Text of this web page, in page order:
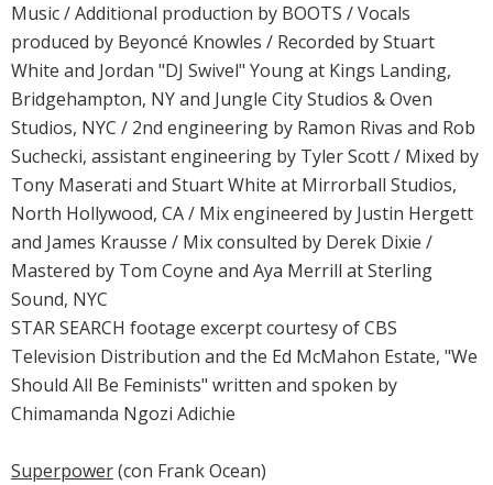
Music / Additional production by BOOTS / Vocals
produced by Beyoncé Knowles / Recorded by Stuart
White and Jordan "DJ Swivel" Young at Kings Landing,
Bridgehampton, NY and Jungle City Studios & Oven
Studios, NYC / 2nd engineering by Ramon Rivas and Rob
Suchecki, assistant engineering by Tyler Scott / Mixed by
Tony Maserati and Stuart White at Mirrorball Studios,
North Hollywood, CA / Mix engineered by Justin Hergett
and James Krausse / Mix consulted by Derek Dixie /
Mastered by Tom Coyne and Aya Merrill at Sterling
Sound, NYC
STAR SEARCH footage excerpt courtesy of CBS
Television Distribution and the Ed McMahon Estate, "We
Should All Be Feminists" written and spoken by
Chimamanda Ngozi Adichie
Superpower(con Frank Ocean)